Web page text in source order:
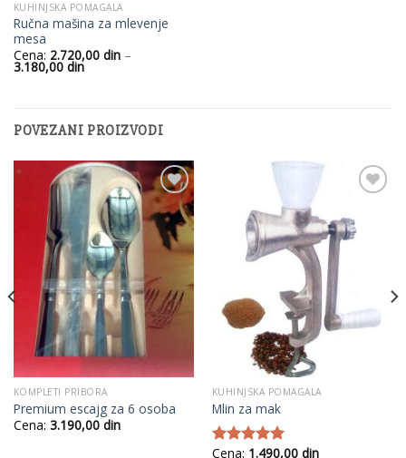
KUHINJSKA POMAGALA
Ručna mašina za mlevenje
mesa
Cena: 2.720,00din –
3.180,00dinRaspon
do
3.180,00
POVEZANI PROIZVODI
Add to
Wishlist
KOMPLETI PRIBORA
Premium escajg za 6 osoba
Cena: 3.190,00din
Add to
KUHINJSKA POMAGALA
Mlin za mak
Ocenjeno
Cena: 1.490,00din